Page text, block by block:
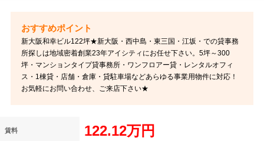
新大阪和幸ビル122坪★新大阪・西中島・東三国・江坂・での貸事務
所探しは地域密着創業23年アイシティにお任せ下さい。5坪～300
坪・マンションタイプ貸事務所・ワンフロアー貸・レンタルオフィ
ス・1棟貸・店舗・倉庫・貸駐車場などあらゆる事業用物件に対応！
お気軽にお問い合わせ、ご来店下さい★
賃料 122.12万円